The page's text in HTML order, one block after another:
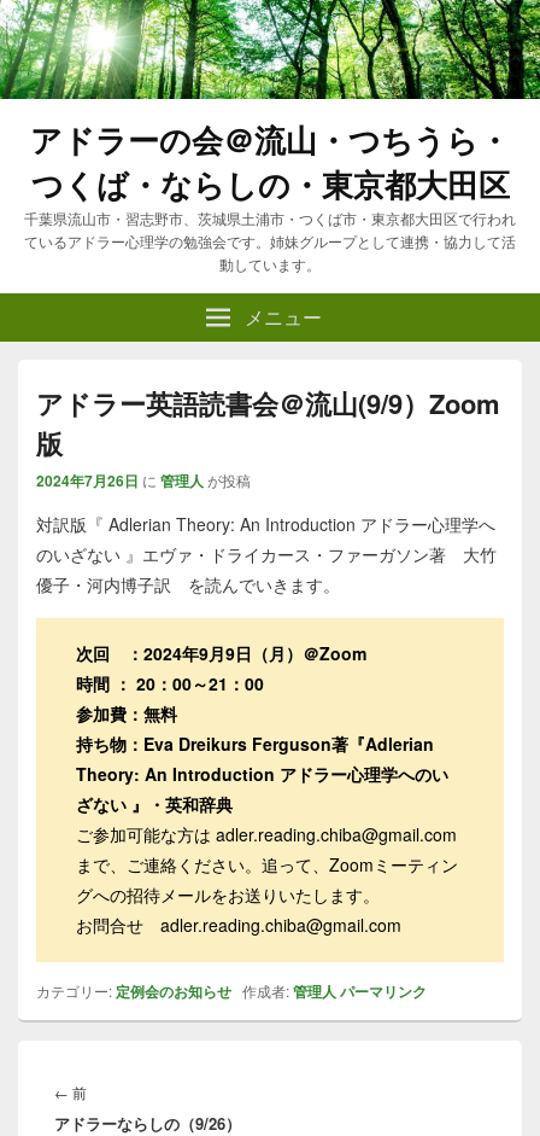
アドラーの会＠流山・つちうら・
つくば・ならしの・東京都大田区
千葉県流山市・習志野市、茨城県土浦市・つくば市・東京都大田区で行われ
ているアドラー心理学の勉強会です。姉妹グループとして連携・協力して活
動しています。
メニュー
アドラー英語読書会＠流山(9/9）Zoom
版
2024年7月26日 に 管理人 が投稿
対訳版『 Adlerian Theory: An Introduction アドラー心理学へ
のいざない 』エヴァ・ドライカース・ファーガソン著 大竹
優子・河内博子訳 を読んでいきます。
次回 ：2024年9月9日（月）＠Zoom
時間 ： 20：00～21：00
参加費：無料
持ち物：Eva Dreikurs Ferguson著『Adlerian
Theory: An Introduction アドラー心理学へのい
ざない 』・英和辞典
ご参加可能な方は adler.reading.chiba@gmail.com
まで、ご連絡ください。追って、Zoomミーティン
グへの招待メールをお送りいたします。
お問合せ adler.reading.chiba@gmail.com
カテゴリー: 定例会のお知らせ 作成者:管理人 パーマリンク
稿
ナ
← 前前
の
アドラーならしの（9/26）